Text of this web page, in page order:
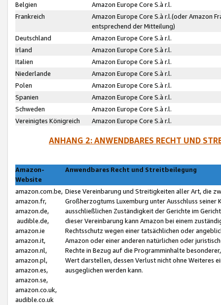
Belgien
Amazon Europe Core S.à r.l.
Frankreich
Amazon Europe Core S.à r.l.(oder Amazon
entsprechend der Mitteilung)
Deutschland
Amazon Europe Core S.à r.l.
Irland
Amazon Europe Core S.à r.l.
Italien
Amazon Europe Core S.à r.l.
Niederlande
Amazon Europe Core S.à r.l.
Polen
Amazon Europe Core S.à r.l.
Spanien
Amazon Europe Core S.à r.l.
Schweden
Amazon Europe Core S.à r.l.
Vereinigtes Königreich
Amazon Europe Core S.à r.l.
ANHANG 2: ANWENDBARES RECHT UND
Amazon-
Website
Anwendbares Recht und Streitbeilegung
amazon.com.be,
amazon.fr,
amazon.de,
audible.de,
amazon.ie
amazon.it,
amazon.nl,
amazon.pl,
amazon.es,
amazon.se,
amazon.co.uk,
audible.co.uk
Diese Vereinbarung und Streitigkeiten aller Art, die
Großherzogtums Luxemburg unter Ausschluss
ausschließlichen Zuständigkeit der Gerichte im
dieser Vereinbarung kann Amazon bei einem
Rechtsschutz wegen einer tatsächlichen oder
Amazon oder einer anderen natürlichen oder
Rechte in Bezug auf die Programminhalte
Wert darstellen, dessen Verlust nicht ohne Weiteres
ausgeglichen werden kann.